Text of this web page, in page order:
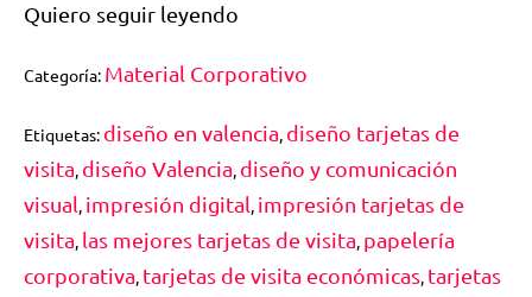
Quiero seguir leyendo
Categoría: Material Corporativo
Etiquetas: diseño en valencia, diseño tarjetas de
visita, diseño Valencia, diseño y comunicación
visual, impresión digital, impresión tarjetas de
visita, las mejores tarjetas de visita, papelería
corporativa, tarjetas de visita económicas, tarjetas